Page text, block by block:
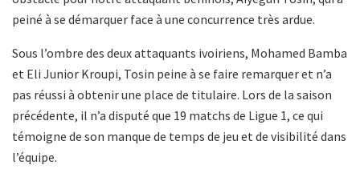
peiné à se démarquer face à une concurrence très ardue.
Sous l’ombre des deux attaquants ivoiriens, Mohamed Bamba
et Eli Junior Kroupi, Tosin peine à se faire remarquer et n’a
pas réussi à obtenir une place de titulaire. Lors de la saison
précédente, il n’a disputé que 19 matchs de Ligue 1, ce qui
témoigne de son manque de temps de jeu et de visibilité dans
l’équipe.